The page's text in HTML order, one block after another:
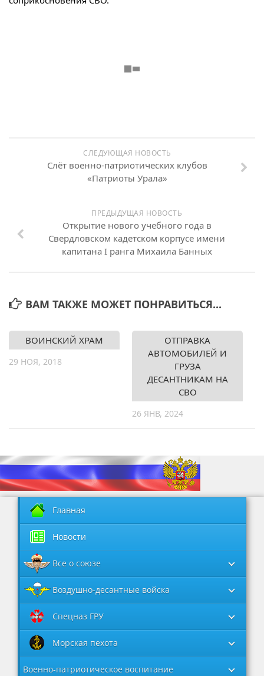
СЛЕДУЮЩАЯ НОВОСТЬ
Слёт военно-патриотических клубов
«Патриоты Урала»
ПРЕДЫДУЩАЯ НОВОСТЬ
Открытие нового учебного года в
Свердловском кадетском корпусе имени
капитана I ранга Михаила Банных
ВАМ ТАКЖЕ МОЖЕТ ПОНРАВИТЬСЯ...
ВОИНСКИЙ ХРАМ
29 НОЯ, 2018
ОТПРАВКА
АВТОМОБИЛЕЙ И
ГРУЗА
ДЕСАНТНИКАМ НА
СВО
26 ЯНВ, 2024
Главная
Новости
Все о союзе
Воздушно-десантные войска
Спецназ ГРУ
Морская пехота
Военно-патриотическое воспитание